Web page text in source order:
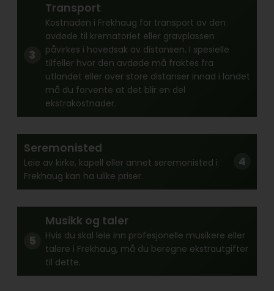
Transport
Kostnaden i Frekhaug for transport av den
avdøde til krematoriet eller gravplassen
påvirkes i hovedsak av distansen. I spesielle
tilfeller hvor den avdøde må fraktes fra
utlandet eller over store distanser innad i landet
må du forvente at det blir en del
ekstrakostnader.
Seremonisted
Leie av kirke, kapell eller annet seremonisted i
Frekhaug kan ha ulike priser.
Musikk og taler
Hvis du skal leie inn profesjonelle musikere eller
talere i Frekhaug, må du beregne ekstrautgifter
til dette.